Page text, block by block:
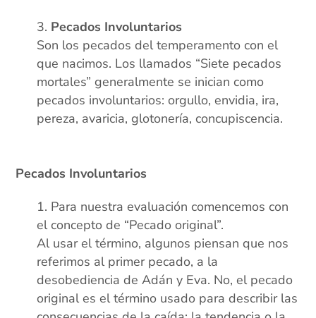
Pecados Involuntarios
Son los pecados del temperamento con el
que nacimos. Los llamados “Siete pecados
mortales” generalmente se inician como
pecados involuntarios: orgullo, envidia, ira,
pereza, avaricia, glotonería, concupiscencia.
Pecados Involuntarios
Para nuestra evaluación comencemos con
el concepto de “Pecado original”.
Al usar el término, algunos piensan que nos
referimos al primer pecado, a la
desobediencia de Adán y Eva. No, el pecado
original es el término usado para describir las